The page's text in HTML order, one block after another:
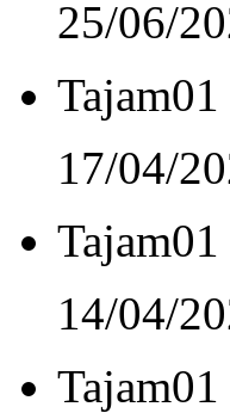
25/06/
Tajam01
17/04/
Tajam01
14/04/
Tajam01